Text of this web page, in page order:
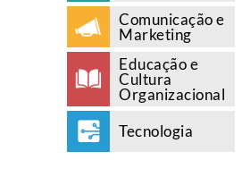
Comunicação e
Marketing
Educação e
Cultura
Organizacional
Tecnologia